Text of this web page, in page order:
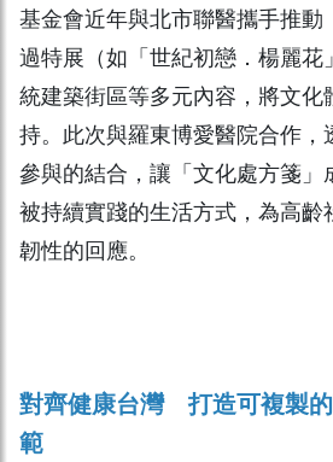
基金會近年與北市聯醫攜手推動
過特展（如「世紀初戀．楊麗
統建築街區等多元內容，將文化
持。此次與羅東博愛醫院合作
參與的結合，讓「文化處方箋
被持續實踐的生活方式，為高
韌性的回應。
對齊健康台灣 打造可複製
範